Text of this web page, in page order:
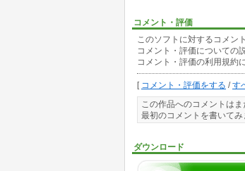
コメント・評価
このソフトに対するコメン
コメント・評価についての
コメント・評価の利用規約
[ コメント・評価をする /す
この作品へのコメントはま
最初のコメントを書いてみ
ダウンロード